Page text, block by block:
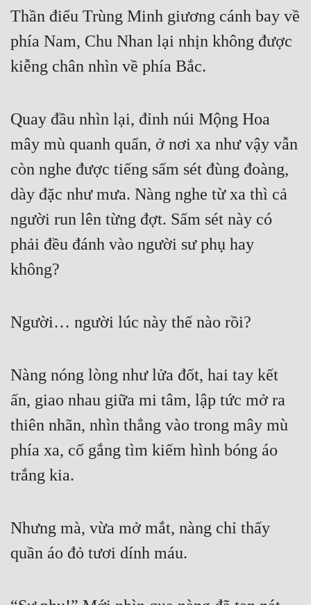
Thần điểu Trùng Minh giương cánh bay về
phía Nam, Chu Nhan lại nhịn không được
kiễng chân nhìn về phía Bắc.
Quay đầu nhìn lại, đỉnh núi Mộng Hoa
mây mù quanh quẩn, ở nơi xa như vậy vẫn
còn nghe được tiếng sấm sét đùng đoàng,
dày đặc như mưa. Nàng nghe từ xa thì cả
người run lên từng đợt. Sấm sét này có
phải đều đánh vào người sư phụ hay
không?
Người… người lúc này thế nào rồi?
Nàng nóng lòng như lửa đốt, hai tay kết
ấn, giao nhau giữa mi tâm, lập tức mở ra
thiên nhãn, nhìn thẳng vào trong mây mù
phía xa, cố gắng tìm kiếm hình bóng áo
trắng kia.
Nhưng mà, vừa mở mắt, nàng chỉ thấy
quần áo đỏ tươi dính máu.